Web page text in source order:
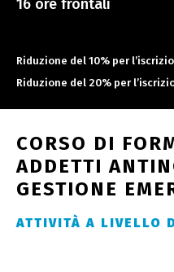
16 ore frontali
Riduzione del 10% per
Riduzione del 20% per
CORSO DI
ADDETTI
GESTIONE
ATTIVITÀ A LIVELLO